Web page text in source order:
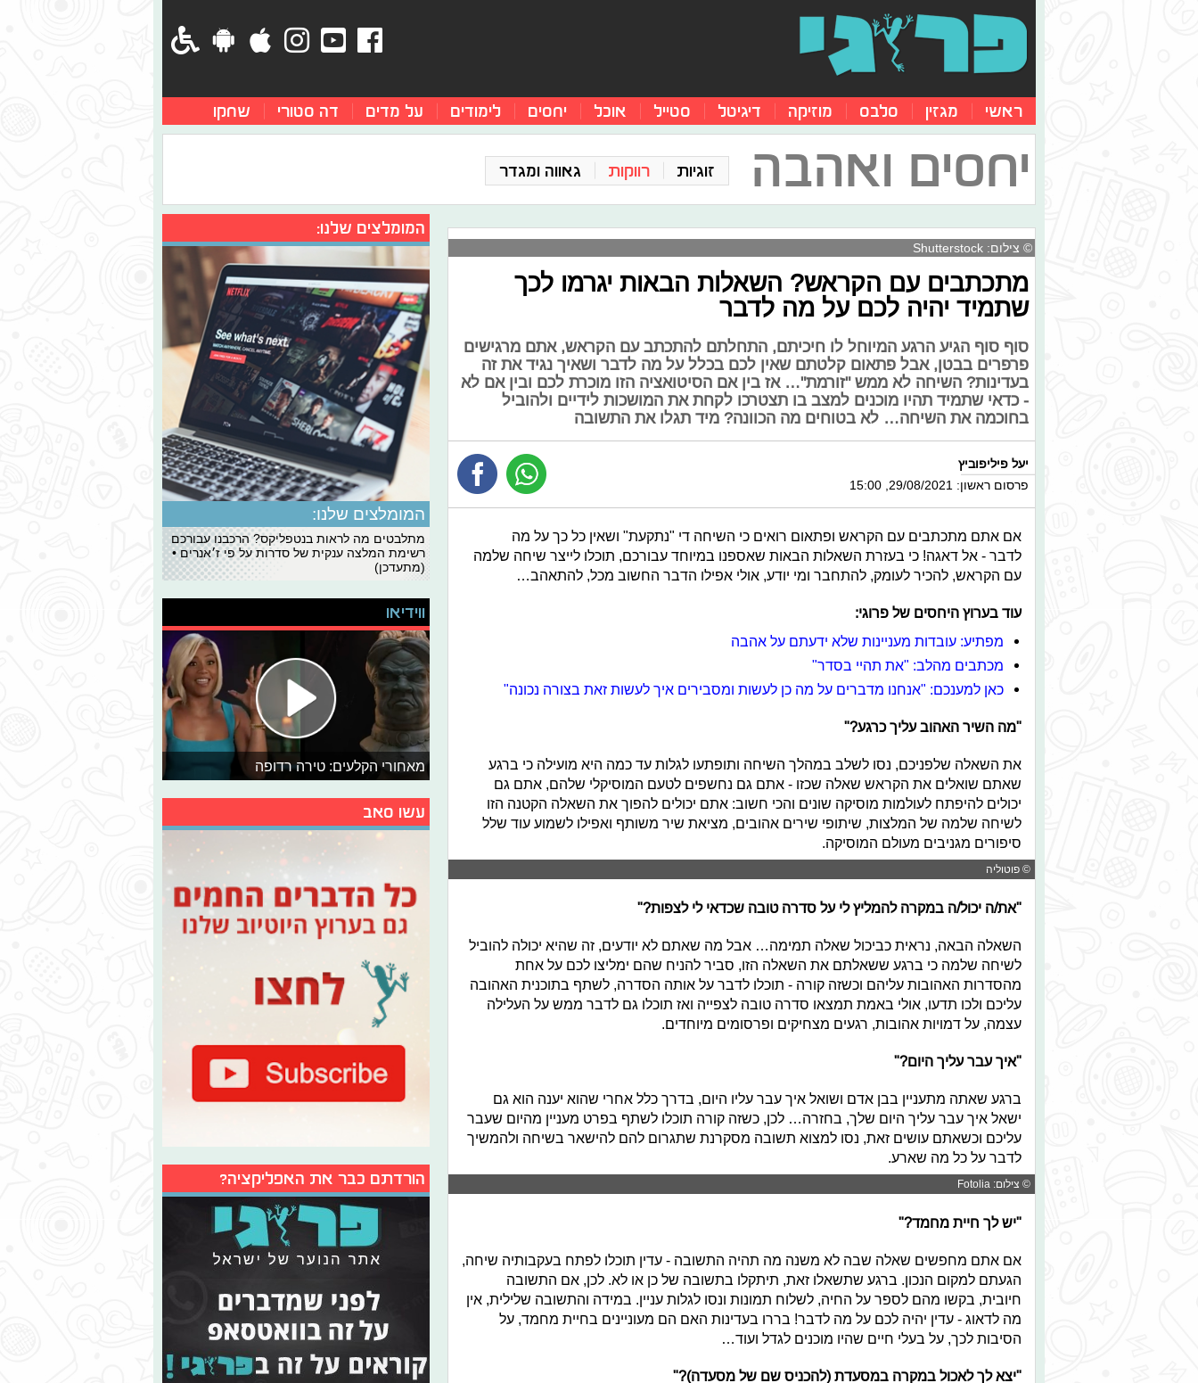
ראשי מגזין סלבס מוזיקה דיגיטל סטייל אוכל יחסים לימודים על מדים דה סטורי שחקו
יחסים ואהבה זוגיות רווקות גאווה ומגדר
© צילום: Shutterstock
מתכתבים עם הקראש? השאלות הבאות יגרמו לכך
שתמיד יהיה לכם על מה לדבר
סוף סוף הגיע הרגע המיוחל לו חיכיתם, התחלתם להתכתב עם הקראש, אתם מרגישים
פרפרים בבטן, אבל פתאום קלטתם שאין לכם בכלל על מה לדבר ושאיך נגיד את זה
בעדינות? השיחה לא ממש "זורמת"… אז בין אם הסיטואציה הזו מוכרת לכם ובין אם לא
- כדאי שתמיד תהיו מוכנים למצב בו תצטרכו לקחת את המושכות לידיים ולהוביל
בחוכמה את השיחה… לא בטוחים מה הכוונה? מיד תגלו את התשובה
יעל פיליפוביץ
פרסום ראשון: 29/08/2021, 15:00
אם אתם מתכתבים עם הקראש ופתאום רואים כי השיחה די "נתקעת" ושאין כל כך על מה
לדבר - אל דאגה! כי בעזרת השאלות הבאות שאספנו במיוחד עבורכם, תוכלו לייצר שיחה שלמה
עם הקראש, להכיר לעומק, להתחבר ומי יודע, אולי אפילו הדבר החשוב מכל, להתאהב…
עוד בערוץ היחסים של פרוגי:
מפתיע: עובדות מעניינות שלא ידעתם על אהבה
מכתבים מהלב: "את תהיי בסדר"
כאן למענכם: "אנחנו מדברים על מה כן לעשות ומסבירים איך לעשות זאת בצורה נכונה"
"מה השיר האהוב עליך כרגע?"
את השאלה שלפניכם, נסו לשלב במהלך השיחה ותופתעו לגלות עד כמה היא מועילה כי ברגע
שאתם שואלים את הקראש שאלה שכזו - אתם גם נחשפים לטעם המוסיקלי שלהם, אתם גם
יכולים להיפתח לעולמות מוסיקה שונים והכי חשוב: אתם יכולים להפוך את השאלה הקטנה הזו
לשיחה שלמה של המלצות, שיתופי שירים אהובים, מציאת שיר משותף ואפילו לשמוע עוד שלל
סיפורים מגניבים מעולם המוסיקה.
© פוטוליה
"את/ה יכול/ה במקרה להמליץ לי על סדרה טובה שכדאי לי לצפות?"
השאלה הבאה, נראית כביכול שאלה תמימה… אבל מה שאתם לא יודעים, זה שהיא יכולה להוביל
לשיחה שלמה כי ברגע ששאלתם את השאלה הזו, סביר להניח שהם ימליצו לכם על אחת
מהסדרות האהובות עליהם וכשזה קורה - תוכלו לדבר על אותה הסדרה, לשתף בתוכנית האהובה
עליכם ולכו תדעו, אולי באמת תמצאו סדרה טובה לצפייה ואז תוכלו גם לדבר ממש על העלילה
עצמה, על דמויות אהובות, רגעים מצחיקים ופרסומים מיוחדים.
"איך עבר עליך היום?"
ברגע שאתה מתעניין בבן אדם ושואל איך עבר עליו היום, בדרך כלל אחרי שהוא יענה הוא גם
ישאל איך עבר עליך היום שלך, בחזרה… לכן, כשזה קורה תוכלו לשתף בפרט מעניין מהיום שעבר
עליכם וכשאתם עושים זאת, נסו למצוא תשובה מסקרנת שתגרום להם להישאר בשיחה ולהמשיך
לדבר על כל מה שארע.
© צילום: Fotolia
"יש לך חיית מחמד?"
אם אתם מחפשים שאלה שבה לא משנה מה תהיה התשובה - עדין תוכלו לפתח בעקבותיה שיחה,
הגעתם למקום הנכון. ברגע שתשאלו זאת, תיתקלו בתשובה של כן או לא. לכן, אם התשובה
חיובית, בקשו מהם לספר על החיה, לשלוח תמונות ונסו לגלות עניין. במידה והתשובה שלילית, אין
מה לדאוג - עדין יהיה לכם על מה לדבר! בררו בעדינות האם הם מעוניינים בחיית מחמד, על
הסיבות לכך, על בעלי חיים שהיו מוכנים לגדל ועוד…
"יצא לך לאכול במקרה במסעדת (להכניס שם של מסעדה)?"
המומלצים שלנו:
המומלצים שלנו:
מתלבטים מה לראות בנטפליקס? הרכבנו עבורכם
רשימת המלצה ענקית של סדרות על פי ז׳אנרים •
(מתעדכן)
ווידיאו
מאחורי הקלעים: טירה רדופה
עשו סאב
הורדתם כבר את האפליקציה?